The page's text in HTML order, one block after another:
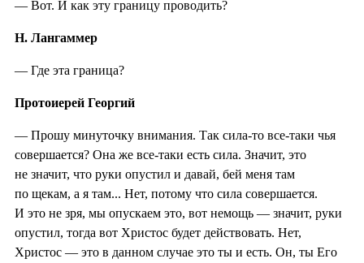
— Вот. И как эту границу проводить?
Н. Лангаммер
— Где эта граница?
Протоиерей Георгий
— Прошу минуточку внимания. Так сила-то все-таки чья
совершается? Она же все-таки есть сила. Значит, это
не значит, что руки опустил и давай, бей меня там
по щекам, а я там... Нет, потому что сила совершается.
И это не зря, мы опускаем это, вот немощь — значит, руки
опустил, тогда вот Христос будет действовать. Нет,
Христос — это в данном случае это ты и есть. Он, ты Его